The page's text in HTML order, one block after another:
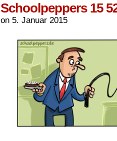
Schoolpeppers 15
on 5. Januar 2015